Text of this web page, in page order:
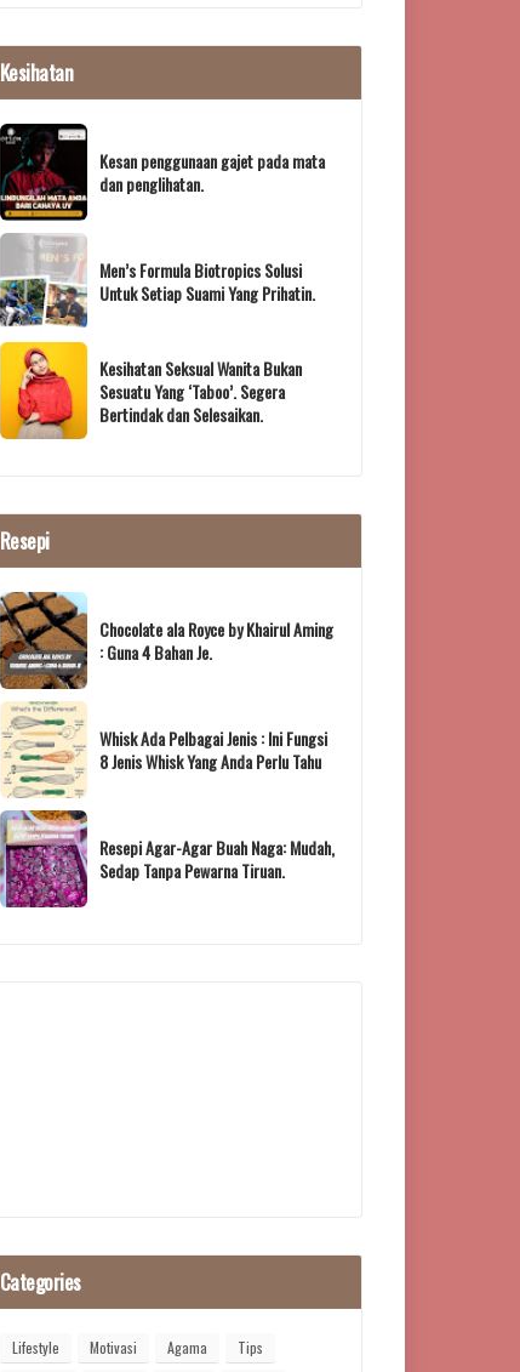
Kesihatan
Kesan penggunaan gajet pada mata
dan penglihatan.
Men’s Formula Biotropics Solusi
Untuk Setiap Suami Yang Prihatin.
Kesihatan Seksual Wanita Bukan
Sesuatu Yang ‘Taboo’. Segera
Bertindak dan Selesaikan.
Resepi
Chocolate ala Royce by Khairul Aming
: Guna 4 Bahan Je.
Whisk Ada Pelbagai Jenis : Ini Fungsi
8 Jenis Whisk Yang Anda Perlu Tahu
Resepi Agar-Agar Buah Naga: Mudah,
Sedap Tanpa Pewarna Tiruan.
Categories
Lifestyle Motivasi Agama
Tips